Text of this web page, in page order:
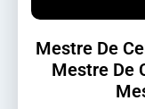
Mestre De
Mestre De